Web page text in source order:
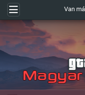
Van